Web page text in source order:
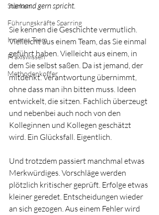
Stärken
Führungskräfte Sparring
Inneres Team
Praxiswissen
Methodenkoffer
niemand gern spricht.
Sie kennen die Geschichte vermutlich.
Vielleicht aus einem Team, das Sie einmal
geführt haben. Vielleicht aus einem, in
dem Sie selbst saßen. Da ist jemand, der
mitdenkt. Verantwortung übernimmt,
ohne dass man ihn bitten muss. Ideen
entwickelt, die sitzen. Fachlich überzeugt
und nebenbei auch noch von den
Kolleginnen und Kollegen geschätzt
wird. Ein Glücksfall. Eigentlich.
Und trotzdem passiert manchmal etwas
Merkwürdiges. Vorschläge werden
plötzlich kritischer geprüft. Erfolge etwas
kleiner geredet. Entscheidungen wieder
an sich gezogen. Aus einem Fehler wird